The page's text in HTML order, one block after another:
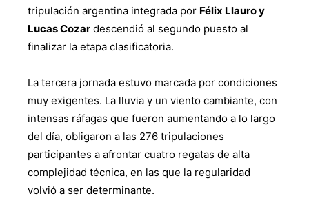
tripulación argentina integrada por Félix Llauro y
Lucas Cozar descendió al segundo puesto al
finalizar la etapa clasificatoria.
La tercera jornada estuvo marcada por condiciones
muy exigentes. La lluvia y un viento cambiante, con
intensas ráfagas que fueron aumentando a lo largo
del día, obligaron a las 276 tripulaciones
participantes a afrontar cuatro regatas de alta
complejidad técnica, en las que la regularidad
volvió a ser determinante.